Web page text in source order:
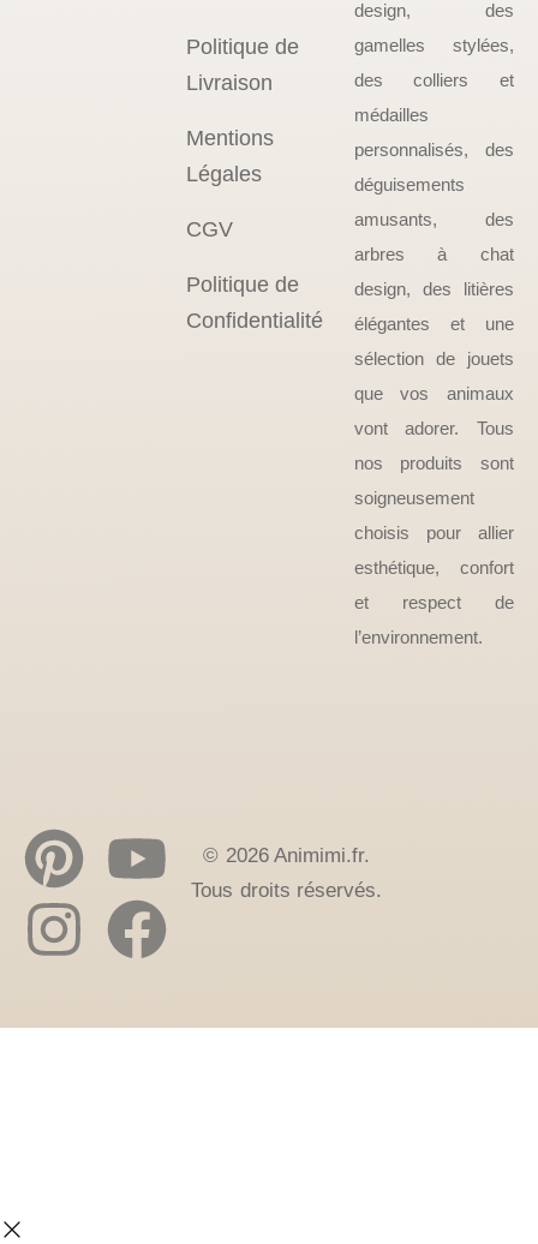
Politique de
Livraison
Mentions
Légales
CGV
Politique de
Confidentialité
design, des
gamelles stylées,
des colliers et
médailles
personnalisés, des
déguisements
amusants, des
arbres à chat
design, des litières
élégantes et une
sélection de jouets
que vos animaux
vont adorer. Tous
nos produits sont
soigneusement
choisis pour allier
esthétique, confort
et respect de
l’environnement.
© 2026 Animimi.fr.
Tous droits réservés.